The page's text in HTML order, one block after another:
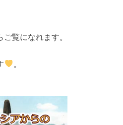
ご覧になれます。
。